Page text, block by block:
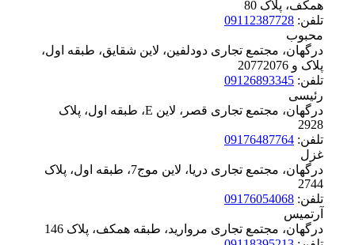
همکف، پلاک ‪80
تلفن: 09112387728
محبوب
درگهان، مجتمع تجاری دودلفین، لاین شقایق، طبقه اول،
پلاک ‪2077و 2076
تلفن: 09126893345
رئیسی
درگهان، مجتمع تجاری قصر، لاین E، طبقه اول، پلاک
‪2928
تلفن: 09176487764
غزل
درگهان، مجتمع تجاری دریا، لاین موج7، طبقه اول، پلاک
‪2744
تلفن: 09176054068
آرتمیس
درگهان، مجتمع تجاری مروارید، طبقه همکف، پلاک ‪146